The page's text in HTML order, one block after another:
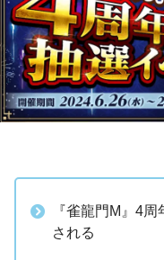
『雀龍門M』4
される